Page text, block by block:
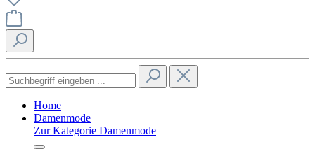
Home
Damenmode
Zur Kategorie Damenmode